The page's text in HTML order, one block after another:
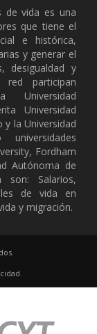
de vida es una
que tiene el
e histórica,
y generar el
desigualdad y
participan
Universidad
Universidad
la Universidad
Fordham
Autónoma de
son: Salarios,
de vida en
y migración.